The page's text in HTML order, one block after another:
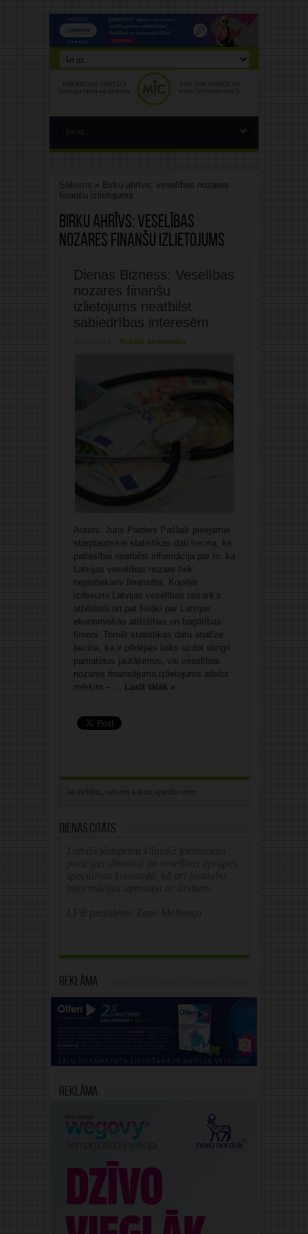
Sākums » Birku ahrīvs: veselības nozares
finanšu izlietojums
Birku ahrīvs: veselības
nozares finanšu izlietojums
Dienas Bizness: Veselības
nozares finanšu
izlietojums neatbilst
sabiedrības interesēm
Rakstīt komentāru
Autors: Juris Paiders Pašlaik pieejamie
starptautiskie statistikas dati liecina, ka
patiesībai neatbilst informācija par to, ka
Latvijas veselības nozare tiek
nepietiekami finansēta. Kopējie
izdevumi Latvijas veselības nozarē ir
atbilstoši un pat lielāki par Latvijas
ekonomiskās attīstības un bagātības
līmeni. Tomēr statistikas datu analīze
liecina, ka ir pēdējais laiks uzdot stingri
pamatotus jautājumus, vai veselības
nozares finansējuma izlietojums atbilst
mērķim – ... Lasīt tālāk »
Dienas citāts
Reklāma
Reklāma